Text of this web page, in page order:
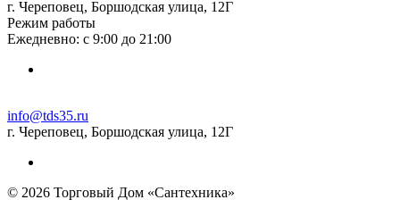
г. Череповец, Боршодская улица, 12Г
Режим работы
Ежедневно: с 9:00 до 21:00
info@tds35.ru
г. Череповец, Боршодская улица, 12Г
© 2026 Торговый Дом «Сантехника»